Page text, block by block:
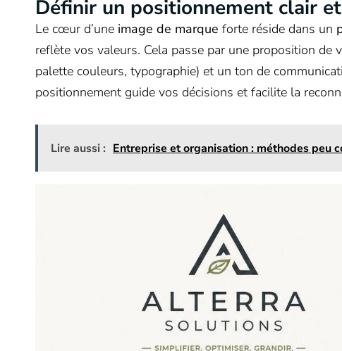
Définir un positionnement clair
Le cœur d’une image de marque forte réside dans un
reflète vos valeurs. Cela passe par une proposition de
palette couleurs, typographie) et un ton de
positionnement guide vos décisions et facilite la
Lire aussi : Entreprise et organisation : méthodes peu